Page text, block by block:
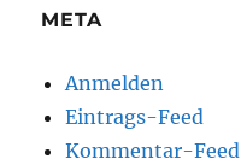
META
Anmelden
Eintrags-Feed
Kommentar-Feed